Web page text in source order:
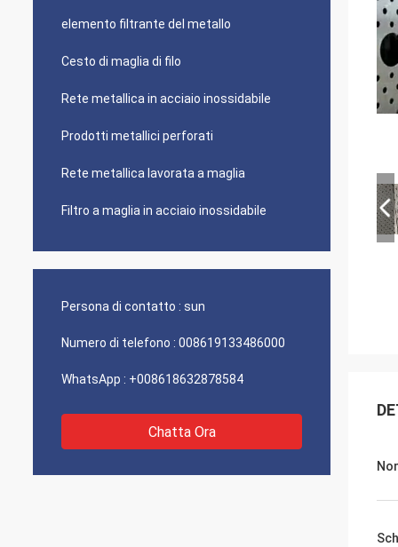
elemento filtrante del metallo
Cesto di maglia di filo
Rete metallica in acciaio inossidabile
Prodotti metallici perforati
Rete metallica lavorata a maglia
Filtro a maglia in acciaio inossidabile
Persona di contatto : sun
Numero di telefono : 008619133486000
WhatsApp : +008618632878584
Chatta Ora